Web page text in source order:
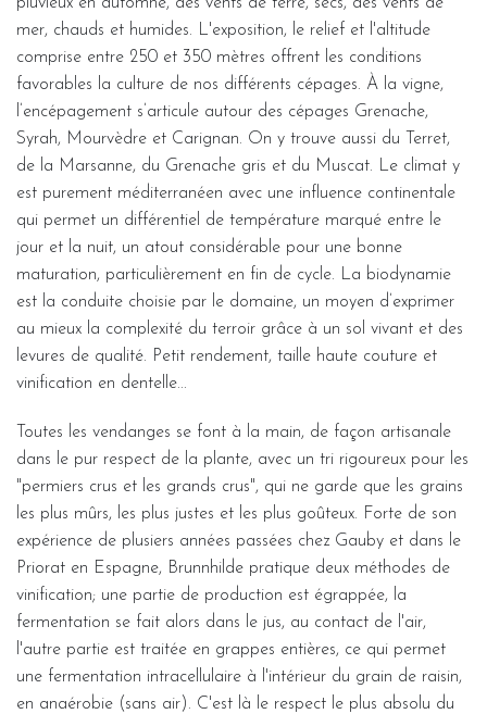
mer, chauds et humides. L'exposition, le relief et l'altitude
comprise entre 250 et 350 mètres offrent les conditions
favorables la culture de nos différents cépages. À la vigne,
l’encépagement s’articule autour des cépages Grenache,
Syrah, Mourvèdre et Carignan. On y trouve aussi du Terret,
de la Marsanne, du Grenache gris et du Muscat. Le climat y
est purement méditerranéen avec une influence continentale
qui permet un différentiel de température marqué entre le
jour et la nuit, un atout considérable pour une bonne
maturation, particulièrement en fin de cycle. La biodynamie
est la conduite choisie par le domaine, un moyen d’exprimer
au mieux la complexité du terroir grâce à un sol vivant et des
levures de qualité. Petit rendement, taille haute couture et
vinification en dentelle...
Toutes les vendanges se font à la main, de façon artisanale
dans le pur respect de la plante, avec un tri rigoureux pour les
"permiers crus et les grands crus", qui ne garde que les grains
les plus mûrs, les plus justes et les plus goûteux. Forte de son
expérience de plusiers années passées chez Gauby et dans le
Priorat en Espagne, Brunnhilde pratique deux méthodes de
vinification; une partie de production est égrappée, la
fermentation se fait alors dans le jus, au contact de l'air,
l'autre partie est traitée en grappes entières, ce qui permet
une fermentation intracellulaire à l'intérieur du grain de raisin,
en anaérobie (sans air). C'est là le respect le plus absolu du